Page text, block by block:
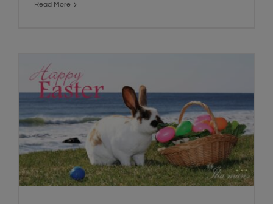
Read More
Χρόνια πολλά και και Καλή Ανάσταση!
Social